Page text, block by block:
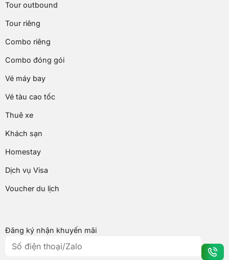
Tour outbound
Tour riêng
Combo riêng
Combo đóng gói
Vé máy bay
Vé tàu cao tốc
Thuê xe
Khách sạn
Homestay
Dịch vụ Visa
Voucher du lịch
Đăng ký nhận khuyến mãi